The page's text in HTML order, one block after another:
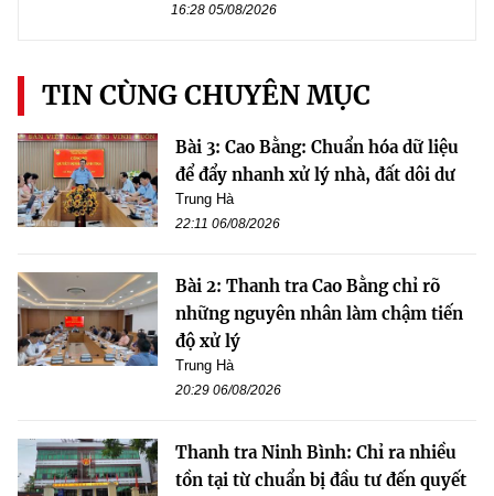
16:28 05/08/2026
TIN CÙNG CHUYÊN MỤC
Bài 3: Cao Bằng: Chuẩn hóa dữ liệu
để đẩy nhanh xử lý nhà, đất dôi dư
Trung Hà
22:11 06/08/2026
Bài 2: Thanh tra Cao Bằng chỉ rõ
những nguyên nhân làm chậm tiến
độ xử lý
Trung Hà
20:29 06/08/2026
Thanh tra Ninh Bình: Chỉ ra nhiều
tồn tại từ chuẩn bị đầu tư đến quyết